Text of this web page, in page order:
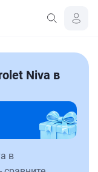
Niva в
в